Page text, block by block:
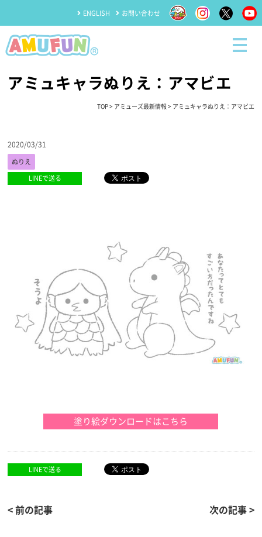
ENGLISH お問い合わせ
アミュキャラぬりえ：アマビエ
TOP> アミューズ最新情報> アミュキャラぬりえ：アマビエ
2020/03/31
ぬりえ
LINEで送る
LINEで送る
< 前の記事 次の記事 >